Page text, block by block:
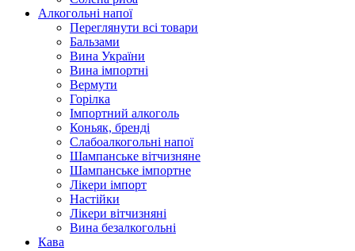
Алкогольні напої
Переглянути всі товари
Бальзами
Вина України
Вина імпортні
Вермути
Горілка
Імпортний алкоголь
Коньяк, бренді
Слабоалкогольні напої
Шампанське вітчизняне
Шампанське імпортне
Лікери імпорт
Настійки
Лікери вітчизняні
Вина безалкогольні
Кава